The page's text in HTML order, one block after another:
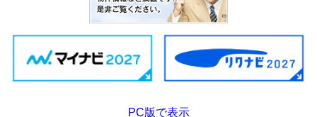
PC版で表示